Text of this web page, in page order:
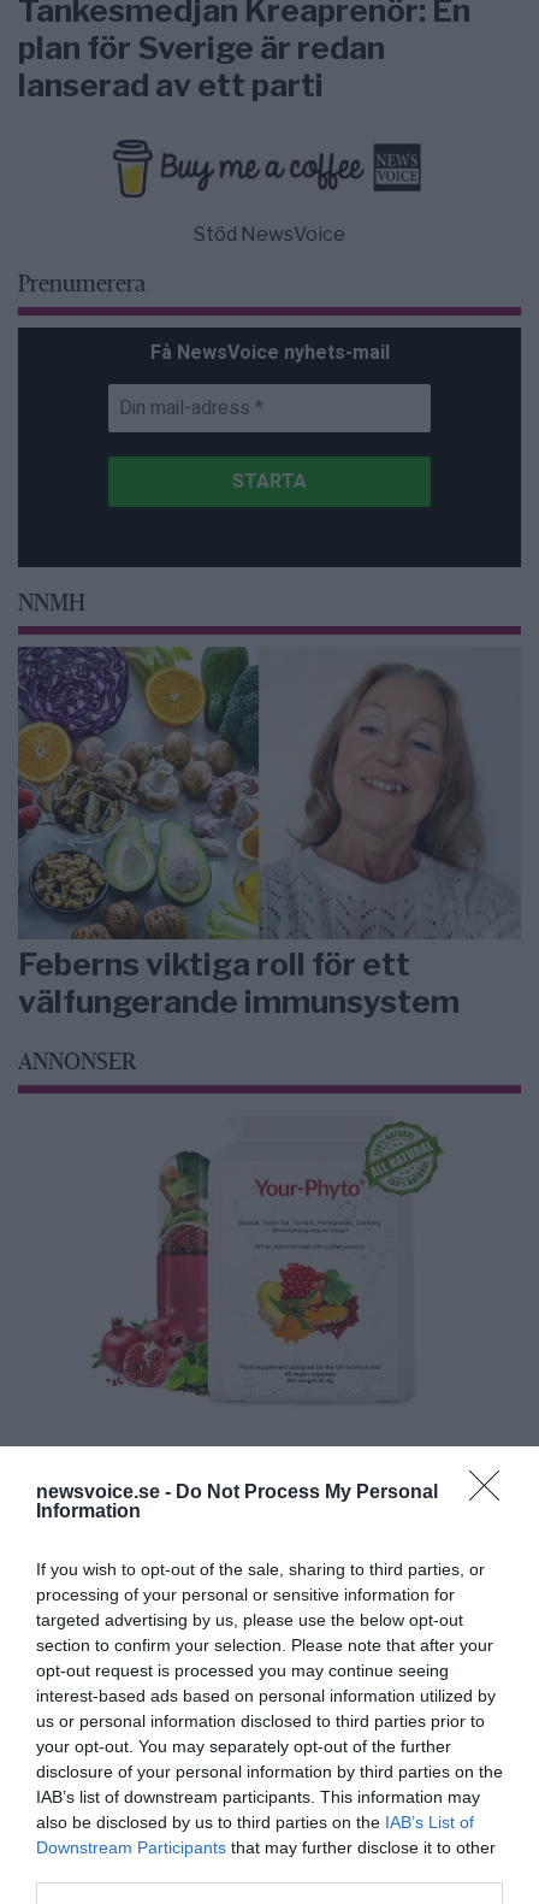
newsvoice.se - Do Not Process My Personal
Information
If you wish to opt-out of the sale, sharing to third parties, or
processing of your personal or sensitive information for
targeted advertising by us, please use the below opt-out
section to confirm your selection. Please note that after your
opt-out request is processed you may continue seeing
interest-based ads based on personal information utilized by
us or personal information disclosed to third parties prior to
your opt-out. You may separately opt-out of the further
disclosure of your personal information by third parties on the
IAB’s list of downstream participants. This information may
also be disclosed by us to third parties on the IAB’s List of
Downstream Participants that may further disclose it to other
Tankesmedjan Kreaprenör: En
plan för Sverige är redan
lanserad av ett parti
Stöd NewsVoice
Prenumerera
Få NewsVoice nyhets-mail
NNMH
Feberns viktiga roll för ett
välfungerande immunsystem
ANNONSER
MEDIA PARTNERS